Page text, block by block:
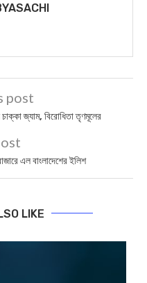
post
জ্যাম, বিরোধিতা তৃণমূলের
এল বাংলাদেশের ইলিশ
LIKE